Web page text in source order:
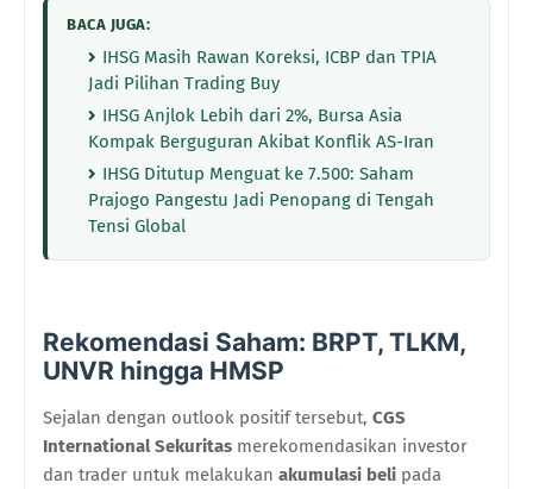
BACA JUGA:
IHSG Masih Rawan Koreksi, ICBP dan TPIA
Jadi Pilihan Trading Buy
IHSG Anjlok Lebih dari 2%, Bursa Asia
Kompak Berguguran Akibat Konflik AS-Iran
IHSG Ditutup Menguat ke 7.500: Saham
Prajogo Pangestu Jadi Penopang di Tengah
Tensi Global
Rekomendasi Saham: BRPT, TLKM,
UNVR hingga HMSP
Sejalan dengan outlook positif tersebut, CGS
International Sekuritas merekomendasikan investor
dan trader untuk melakukan akumulasi beli pada